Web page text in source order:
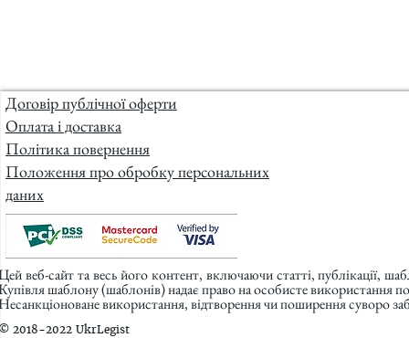
Договір публічної оферти
Оплата і доставка
Політика повернення
Положення про обробку персональних
даних
веб-сайт та весь його контент, включаючи статті, публікації,
шаблону (шаблонів) надає право на особисте використання
використання, відтворення чи поширення суворо
2018-2022 UkrLegist